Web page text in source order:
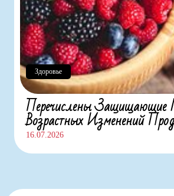
Перечислены Защищающие
Возрастных Изменений
16.07.2026
Здоровье